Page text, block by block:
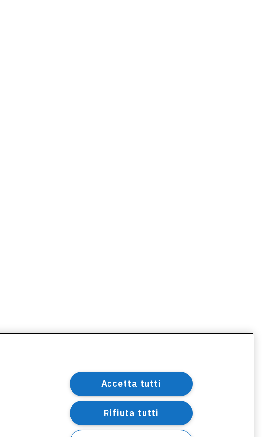
Accetta tutti
Rifiuta tutti